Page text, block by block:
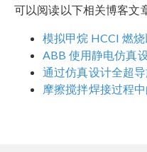
可以阅读以下相关博客文
模拟甲烷 HCCI 燃
ABB 使用静电仿真
通过仿真设计全超
摩擦搅拌焊接过程